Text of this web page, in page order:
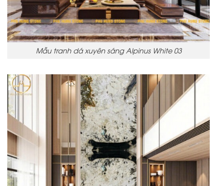
Mẫu tranh dá xuyên sáng Alpinus White 03